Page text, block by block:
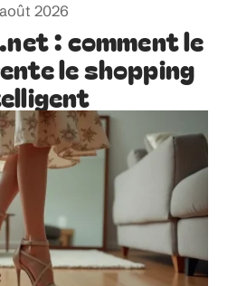
2026
: comment le
le shopping